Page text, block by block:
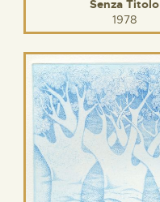
Senza Titolo
1978